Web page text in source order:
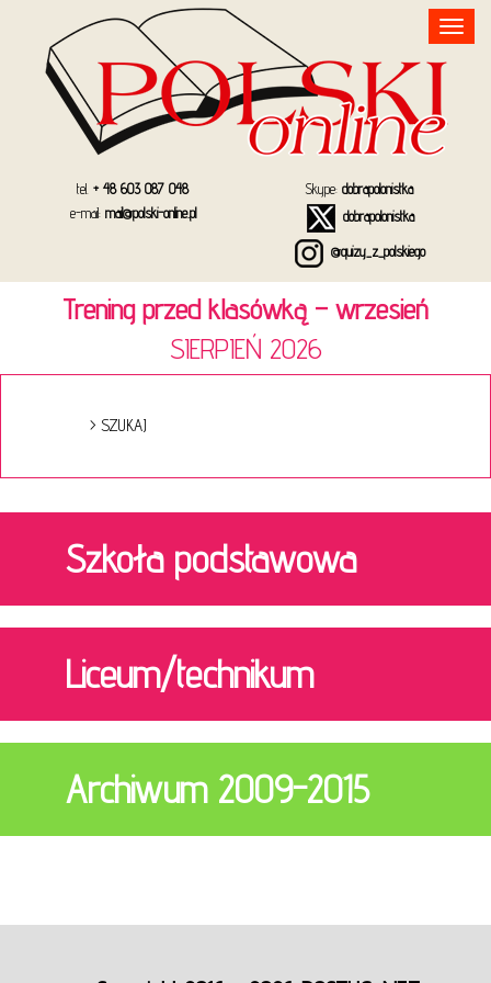
Toggle
navigation
tel. + 48 603 087 048
e-mail: mail@polski-online.pl
Skype: dobrapolonistka
dobrapolonistka
@quizy_z_polskiego
Trening przed klasówką – wrzesień
SIERPIEŃ 2026
Szkoła podstawowa
Liceum/technikum
Archiwum 2009-2015